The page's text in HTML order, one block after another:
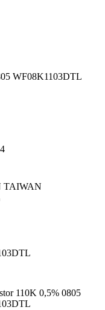
WF08K1103DTL
TAIWAN
110K 0,5% 0805